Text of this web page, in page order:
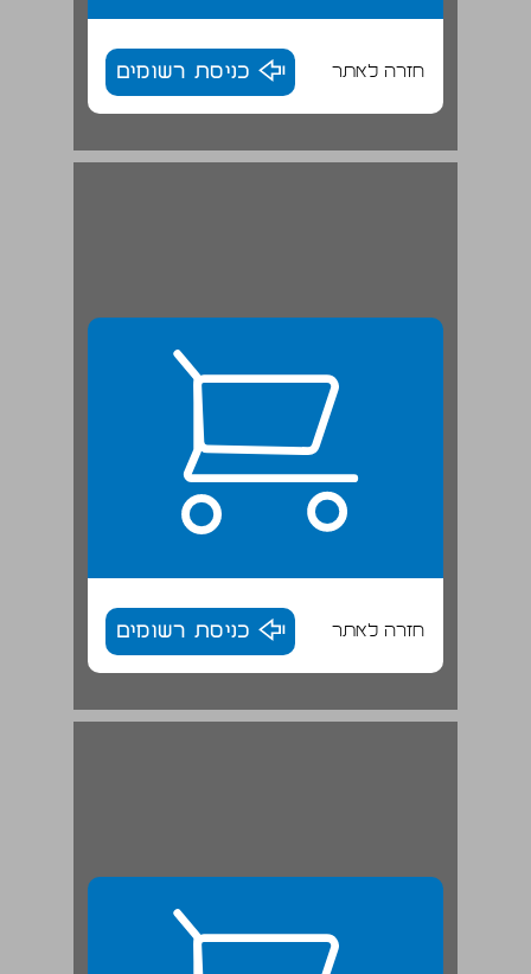
חזרה לאתר כניסת רשומים
חזרה לאתר כניסת רשומים
יאיר לוי: קואופרציה ברמת הקהילה ... 20